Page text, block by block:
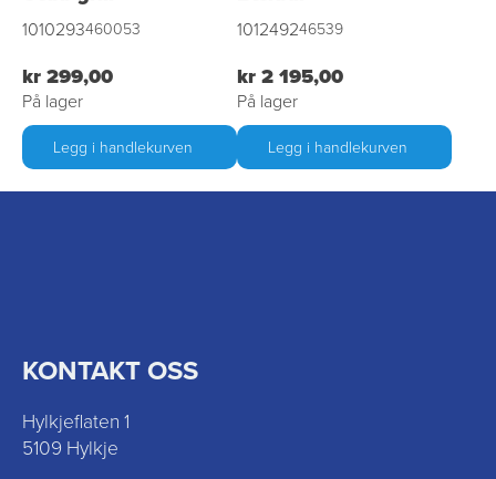
1010293460053
kr 299,00
På lager
Legg i handlekurven
101249246539
kr 2 195,00
På lager
Legg i handlekurven
KONTAKT OSS
Hylkjeflaten 1
5109 Hylkje